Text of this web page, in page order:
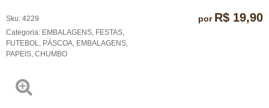
Sku: 4229
Categoria: EMBALAGENS FESTAS
FUTEBOL
PÁSCOA EMBALAGENS
PAPEIS CHUMBO
por R$ 19,90